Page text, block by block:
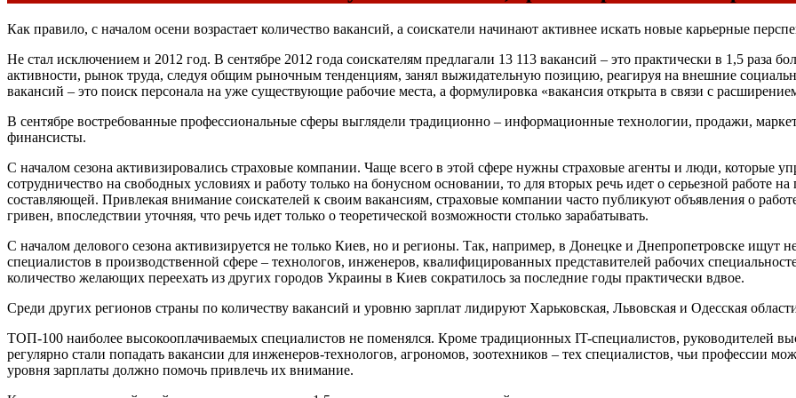
Как правило, с началом осени возрастает количество вакансий, а соискатели начинают активнее искать новые карьерные
Не стал исключением и 2012 год. В сентябре 2012 года соискателям предлагали 13 113 вакансий – это практически в 1,5 раза
активности, рынок труда, следуя общим рыночным тенденциям, занял выжидательную позицию, реагируя на внешние
вакансий – это поиск персонала на уже существующие рабочие места, а формулировка «вакансия открыта в связи с
В сентябре востребованные профессиональные сферы выглядели традиционно – информационные технологии, продажи,
финансисты.
С началом сезона активизировались страховые компании. Чаще всего в этой сфере нужны страховые агенты и люди, которые
сотрудничество на свободных условиях и работу только на бонусном основании, то для вторых речь идет о серьезной работе
составляющей. Привлекая внимание соискателей к своим вакансиям, страховые компании часто публикуют объявления о
гривен, впоследствии уточняя, что речь идет только о теоретической возможности столько зарабатывать.
С началом делового сезона активизируется не только Киев, но и регионы. Так, например, в Донецке и Днепропетровске
специалистов в производственной сфере – технологов, инженеров, квалифицированных представителей рабочих
количество желающих переехать из других городов Украины в Киев сократилось за последние годы практически вдвое.
Среди других регионов страны по количеству вакансий и уровню зарплат лидируют Харьковская, Львовская и Одесская
ТОП-100 наиболее высокооплачиваемых специалистов не поменялся. Кроме традиционных IT-специалистов, руководителей
регулярно стали попадать вакансии для инженеров-технологов, агрономов, зоотехников – тех специалистов, чьи профессии
уровня зарплаты должно помочь привлечь их внимание.